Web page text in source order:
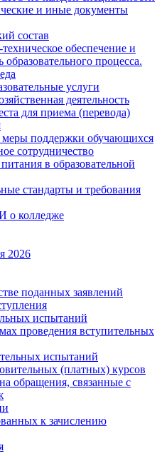
и иные документы
состав
обеспечение и
образовательного процесса.
услуги
деятельность
для приема (перевода)
поддержки обучающихся
сотрудничество
в образовательной
стандарты и требования
о колледже
2026
поданных заявлений
испытаний
проведения вступительных
испытаний
(платных) курсов
обращения, связанные с
к зачислению